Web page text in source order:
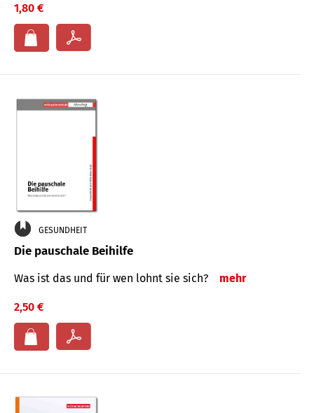
1,80 €
GESUNDHEIT
Die pauschale Beihilfe
Was ist das und für wen lohnt sie sich? mehr
2,50 €